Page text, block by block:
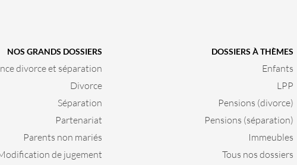
NOS GRANDS DOSSIERS
divorce et séparation
Divorce
Séparation
Partenariat
Parents non mariés
de jugement
DOSSIERS À THÈMES
Enfants
LPP
Pensions (divorce)
Pensions (séparation)
Immeubles
Tous nos dossiers